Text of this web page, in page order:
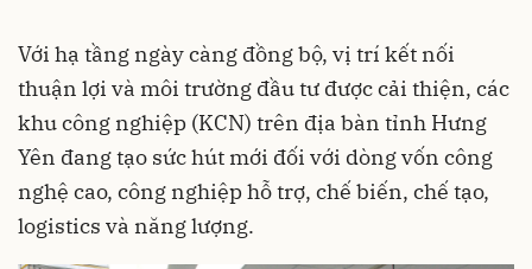
Với hạ tầng ngày càng đồng bộ, vị trí kết nối
thuận lợi và môi trường đầu tư được cải thiện, các
khu công nghiệp (KCN) trên địa bàn tỉnh Hưng
Yên đang tạo sức hút mới đối với dòng vốn công
nghệ cao, công nghiệp hỗ trợ, chế biến, chế tạo,
logistics và năng lượng.